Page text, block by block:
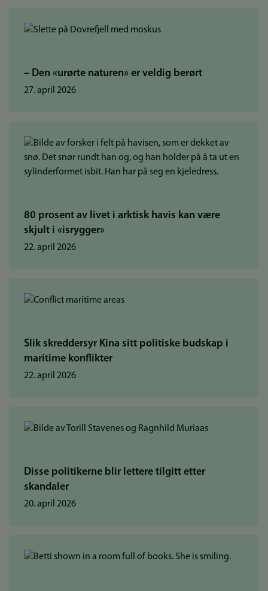
– Den «urørte naturen» er veldig berørt
27. april 2026
80 prosent av livet i arktisk havis kan være
skjult i «isrygger»
22. april 2026
Slik skreddersyr Kina sitt politiske budskap i
maritime konflikter
22. april 2026
Disse politikerne blir lettere tilgitt etter
skandaler
20. april 2026